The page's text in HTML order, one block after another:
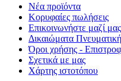
Νέα προϊόντα
Κορυφαίες πωλήσεις
Επικοινωνήστε μαζί μας
Δικαιώματα
Όροι χρήσης -
Σχετικά με μας
Χάρτης ιστοτόπου